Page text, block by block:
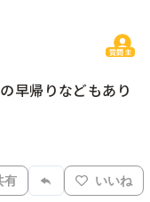
質問主
早帰りなどもあり
有 いいね